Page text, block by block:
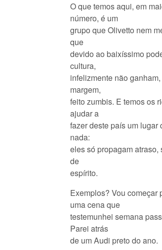
O que temos aqui, em
número, é um
grupo que Olivetto nem
que
devido ao baixíssimo
cultura,
infelizmente não
margem,
feito zumbis. E temos os
ajudar a
fazer deste país um
nada:
eles só propagam
de
espírito.
Exemplos? Vou começar
uma cena que
testemunhei semana
Parei atrás
de um Audi preto do ano.